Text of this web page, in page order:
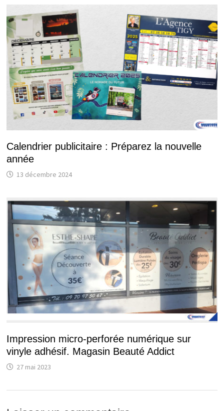
Calendrier publicitaire : Préparez la nouvelle
année
13 décembre 2024
Impression micro-perforée numérique sur
vinyle adhésif. Magasin Beauté Addict
27 mai 2023